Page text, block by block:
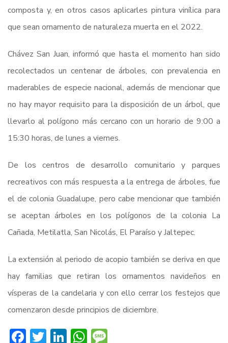
composta y, en otros casos aplicarles pintura vinílica para
que sean ornamento de naturaleza muerta en el 2022.
Chávez San Juan, informó que hasta el momento han sido
recolectados un centenar de árboles, con prevalencia en
maderables de especie nacional, además de mencionar que
no hay mayor requisito para la disposición de un árbol, que
llevarlo al polígono más cercano con un horario de 9:00 a
15:30 horas, de lunes a viernes.
De los centros de desarrollo comunitario y parques
recreativos con más respuesta a la entrega de árboles, fue
el de colonia Guadalupe, pero cabe mencionar que también
se aceptan árboles en los polígonos de la colonia La
Cañada, Metilatla, San Nicolás, El Paraíso y Jaltepec.
La extensión al periodo de acopio también se deriva en que
hay familias que retiran los ornamentos navideños en
vísperas de la candelaria y con ello cerrar los festejos que
comenzaron desde principios de diciembre.
Facebook
Twitter
LinkedIn
WhatsApp